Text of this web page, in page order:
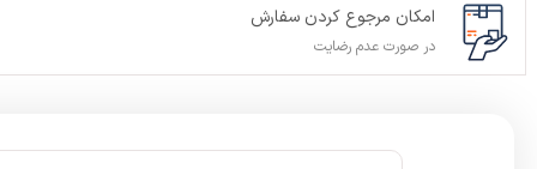
امکان مرجوع کردن سفارش
در صورت عدم رضایت